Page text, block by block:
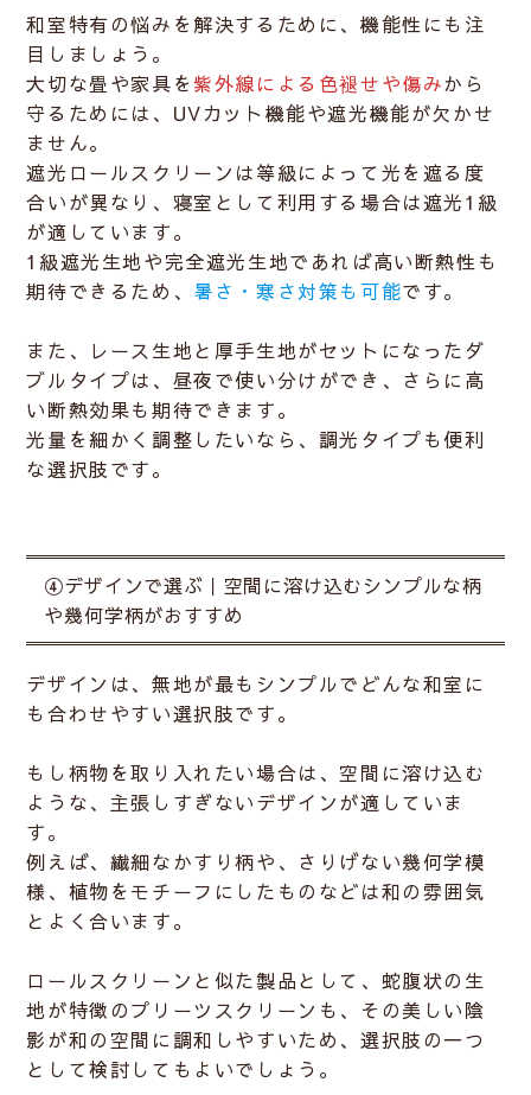
和室特有の悩みを解決するために、機能性にも注
目しましょう。
大切な畳や家具を紫外線による色褪せや傷みから
守るためには、 UVカット機能や遮光機能が欠かせ
ません。
遮光ロールスクリーンは等級によって光を遮る度
合いが異なり、寝室として利用する場合は遮光1級
が適しています。
1級遮光生地や完全遮光生地であれば高い断熱性も
期待できるため、 暑さ・寒さ対策も可能です。
また、レース生地と厚手生地がセットになったダ
ブルタイプは、昼夜で使い分けができ、さらに高
い断熱効果も期待できます。
光量を細かく調整したいなら、調光タイプも便利
な選択肢です。
④デザインで選ぶ｜空間に溶け込むシンプルな柄
や幾何学柄がおすすめ
デザインは、無地が最もシンプルでどんな和室に
も合わせやすい選択肢です。
もし柄物を取り入れたい場合は、空間に溶け込む
ような、 主張しすぎないデザインが適していま
す。
例えば、 繊細なかすり柄や、さりげない幾何学模
様、植物をモチーフにしたもの などは和の雰囲気
とよく合います。
ロールスクリーンと似た製品として、蛇腹状の生
地が特徴のプリーツスクリーンも、その美しい陰
影が和の空間に調和しやすいため、選択肢の一つ
として検討してもよいでしょう。